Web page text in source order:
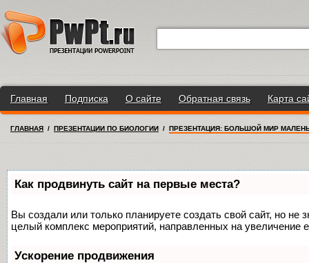
Главная Подписка О сайте Обратная связь Карта
ГЛАВНАЯ / ПРЕЗЕНТАЦИИ ПО БИОЛОГИИ / ПРЕЗЕНТАЦИЯ: БОЛЬШОЙ МИР
Как продвинуть сайт на первые места?
Вы создали или только планируете создать свой сайт, но не
целый комплекс мероприятий, направленных на увеличение
Ускорение продвижения